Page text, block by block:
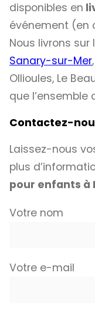
disponibles en
événement (en
Nous livrons
Sanary-sur-Mer
Ollioules, Le
que l’ensemble
Contactez-
Laissez-nous
plus
pour enfants à
Votre nom
Votre e-mail